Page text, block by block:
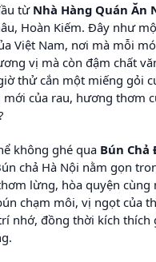
từ Nhà Hàng Quán Ăn
Hoàn Kiếm. Đây như
Việt Nam, nơi mà mỗi
vị mà còn đậm chất
thử cắn một miếng gỏi
của rau, hương thơm
không ghé qua Bún Chả
chả Hà Nội nằm gọn
lừng, hòa quyện cùng
chạm môi, vị ngọt của
nhớ, đồng thời kích thích